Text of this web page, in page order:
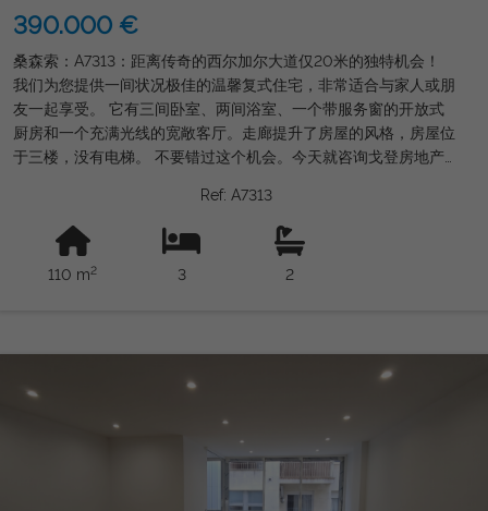
390.000 €
桑森索：A7313：距离传奇的西尔加尔大道仅20米的独特机会！
我们为您提供一间状况极佳的温馨复式住宅，非常适合与家人或朋
友一起享受。 它有三间卧室、两间浴室、一个带服务窗的开放式
厨房和一个充满光线的宽敞客厅。走廊提升了房屋的风格，房屋位
于三楼，没有电梯。 不要错过这个机会。今天就咨询戈登房地产
Ref: A7313
110 m2 3 2